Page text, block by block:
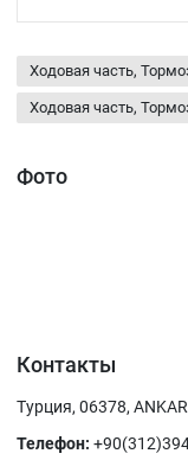
Ходовая часть,
Ходовая часть,
Фото
Контакты
Турция, 06378,
Телефон: